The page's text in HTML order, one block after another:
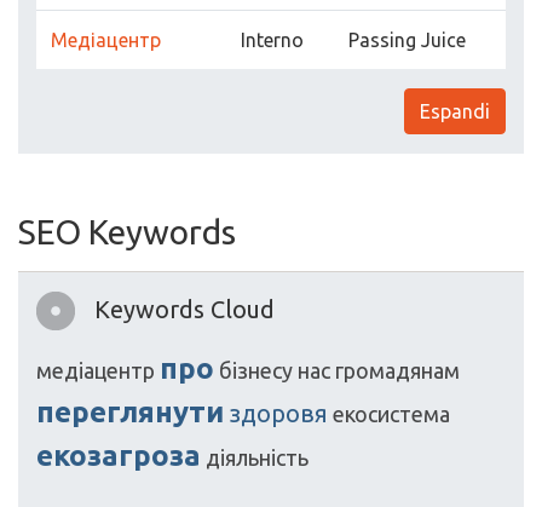
Медіацентр Interno Passing Juice
Espandi
SEO Keywords
Keywords Cloud
медіацентр про бізнесу нас громадянам
переглянути здоровя екосистема
екозагроза діяльність